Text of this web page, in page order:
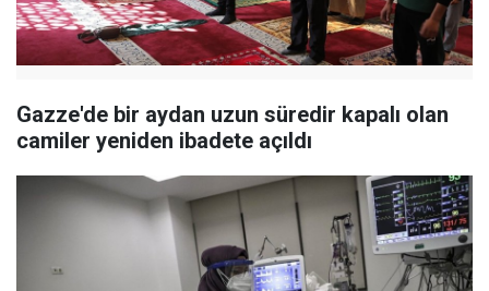
Gazze'de bir aydan uzun süredir kapalı olan
camiler yeniden ibadete açıldı